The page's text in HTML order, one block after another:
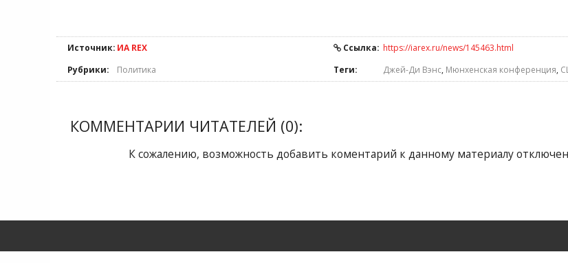
Источник: ИА REX Ссылка: https://iarex.ru/news/145463.html
Рубрики:
Политика Теги: Джей-Ди Вэнс, Мюнхенская конференция,
КОММЕНТАРИИ ЧИТАТЕЛЕЙ (0):
К сожалению, возможность добавить коментарий к данному материалу